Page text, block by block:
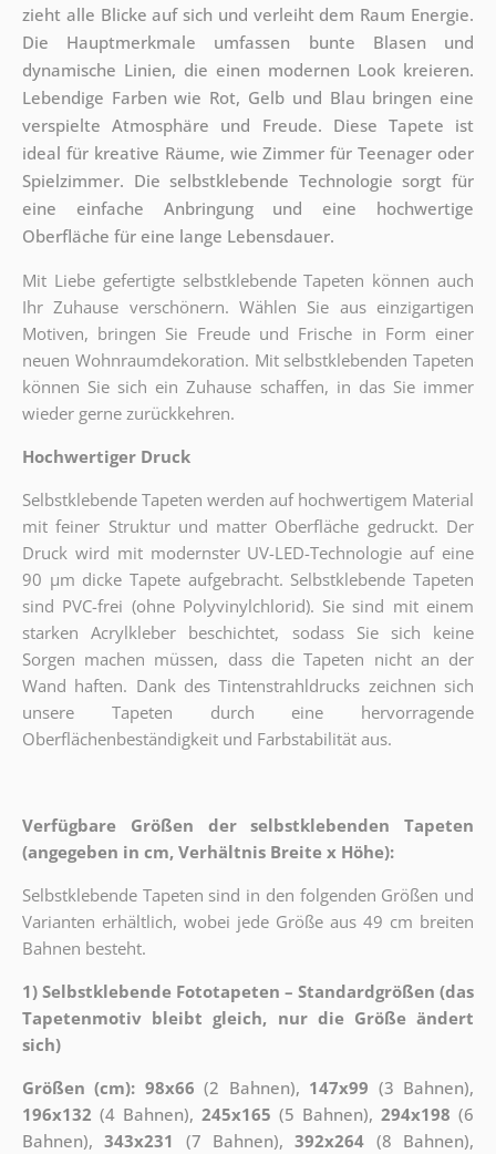
zieht alle Blicke auf sich und verleiht dem Raum Energie.
Die Hauptmerkmale umfassen bunte Blasen und
dynamische Linien, die einen modernen Look kreieren.
Lebendige Farben wie Rot, Gelb und Blau bringen eine
verspielte Atmosphäre und Freude. Diese Tapete ist
ideal für kreative Räume, wie Zimmer für Teenager oder
Spielzimmer. Die selbstklebende Technologie sorgt für
eine einfache Anbringung und eine hochwertige
Oberfläche für eine lange Lebensdauer.
Mit Liebe gefertigte selbstklebende Tapeten können auch
Ihr Zuhause verschönern. Wählen Sie aus einzigartigen
Motiven, bringen Sie Freude und Frische in Form einer
neuen Wohnraumdekoration. Mit selbstklebenden Tapeten
können Sie sich ein Zuhause schaffen, in das Sie immer
wieder gerne zurückkehren.
Hochwertiger Druck
Selbstklebende Tapeten werden auf hochwertigem Material
mit feiner Struktur und matter Oberfläche gedruckt. Der
Druck wird mit modernster UV-LED-Technologie auf eine
90 µm dicke Tapete aufgebracht. Selbstklebende Tapeten
sind PVC-frei (ohne Polyvinylchlorid). Sie sind mit einem
starken Acrylkleber beschichtet, sodass Sie sich keine
Sorgen machen müssen, dass die Tapeten nicht an der
Wand haften. Dank des Tintenstrahldrucks zeichnen sich
unsere Tapeten durch eine hervorragende
Oberflächenbeständigkeit und Farbstabilität aus.
Verfügbare Größen der selbstklebenden Tapeten
(angegeben in cm, Verhältnis Breite x Höhe):
Selbstklebende Tapeten sind in den folgenden Größen und
Varianten erhältlich, wobei jede Größe aus 49 cm breiten
Bahnen besteht.
1) Selbstklebende Fototapeten – Standardgrößen (das
Tapetenmotiv bleibt gleich, nur die Größe ändert
sich)
Größen (cm): 98x66 (2 Bahnen), 147x99 (3 Bahnen),
196x132 (4 Bahnen), 245x165 (5 Bahnen),294x198 (6
Bahnen),343x231 (7 Bahnen),392x264 (8 Bahnen),